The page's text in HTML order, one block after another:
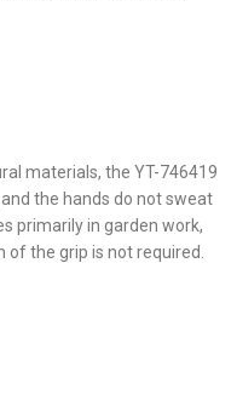
materials, the YT-746419
the hands do not sweat
primarily in garden work,
of the grip is not required.